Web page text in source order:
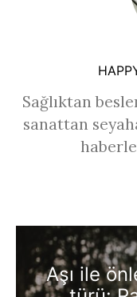
Sağlıktan
sanattan
Aşı ile